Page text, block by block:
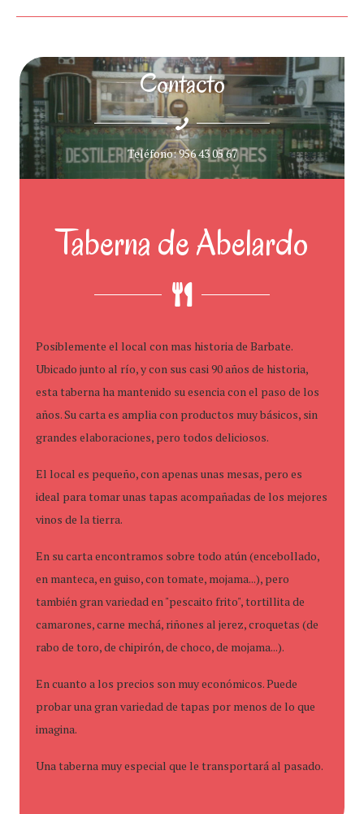
Contacto
Teléfono: 956 43 05 67
Taberna de Abelardo
Posiblemente el local con mas historia de Barbate.
Ubicado junto al río, y con sus casi 90 años de historia,
esta taberna ha mantenido su esencia con el paso de los
años. Su carta es amplia con productos muy básicos, sin
grandes elaboraciones, pero todos deliciosos.
El local es pequeño, con apenas unas mesas, pero es
ideal para tomar unas tapas acompañadas de los mejores
vinos de la tierra.
En su carta encontramos sobre todo atún (encebollado,
en manteca, en guiso, con tomate, mojama...), pero
también gran variedad en "pescaito frito", tortillita de
camarones, carne mechá, riñones al jerez, croquetas (de
rabo de toro, de chipirón, de choco, de mojama...).
En cuanto a los precios son muy económicos. Puede
probar una gran variedad de tapas por menos de lo que
imagina.
Una taberna muy especial que le transportará al pasado.